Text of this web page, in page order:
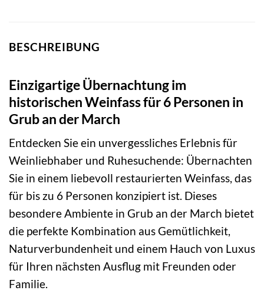
BESCHREIBUNG
Einzigartige Übernachtung im
historischen Weinfass für 6 Personen in
Grub an der March
Entdecken Sie ein unvergessliches Erlebnis für
Weinliebhaber und Ruhesuchende: Übernachten
Sie in einem liebevoll restaurierten Weinfass, das
für bis zu 6 Personen konzipiert ist. Dieses
besondere Ambiente in Grub an der March bietet
die perfekte Kombination aus Gemütlichkeit,
Naturverbundenheit und einem Hauch von Luxus
für Ihren nächsten Ausflug mit Freunden oder
Familie.